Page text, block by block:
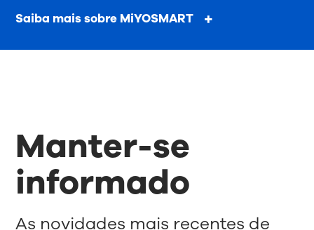
Saiba mais sobre MiYOSMART
Manter-se
informado
As novidades mais recentes de